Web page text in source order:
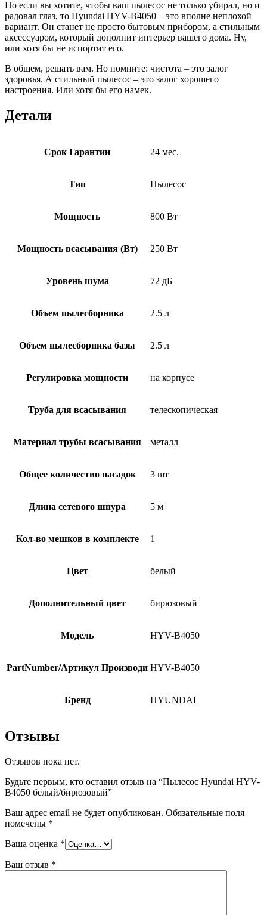
Но если вы хотите, чтобы ваш пылесос не только убирал, но и
радовал глаз, то Hyundai HYV-B4050 – это вполне неплохой
вариант. Он станет не просто бытовым прибором, а стильным
аксессуаром, который дополнит интерьер вашего дома. Ну,
или хотя бы не испортит его.
В общем, решать вам. Но помните: чистота – это залог
здоровья. А стильный пылесос – это залог хорошего
настроения. Или хотя бы его намек.
Детали
Срок Гарантии 24 мес.
Тип Пылесос
Мощность 800 Вт
Мощность всасывания (Вт) 250 Вт
Уровень шума 72 дБ
Объем пылесборника 2.5 л
Объем пылесборника базы 2.5 л
Регулировка мощности на корпусе
Труба для всасывания телескопическая
Материал трубы всасывания металл
Общее количество насадок 3 шт
Длина сетевого шнура 5 м
Кол-во мешков в комплекте 1
Цвет белый
Дополнительный цвет бирюзовый
Модель HYV-B4050
PartNumber/Артикул Производи HYV-B4050
Бренд HYUNDAI
Отзывы
Отзывов пока нет.
Будьте первым, кто оставил отзыв на “Пылесос Hyundai HYV-
B4050 белый/бирюзовый”
Ваш адрес email не будет опубликован. Обязательные поля
помечены *
Ваша оценка *
Ваш отзыв *